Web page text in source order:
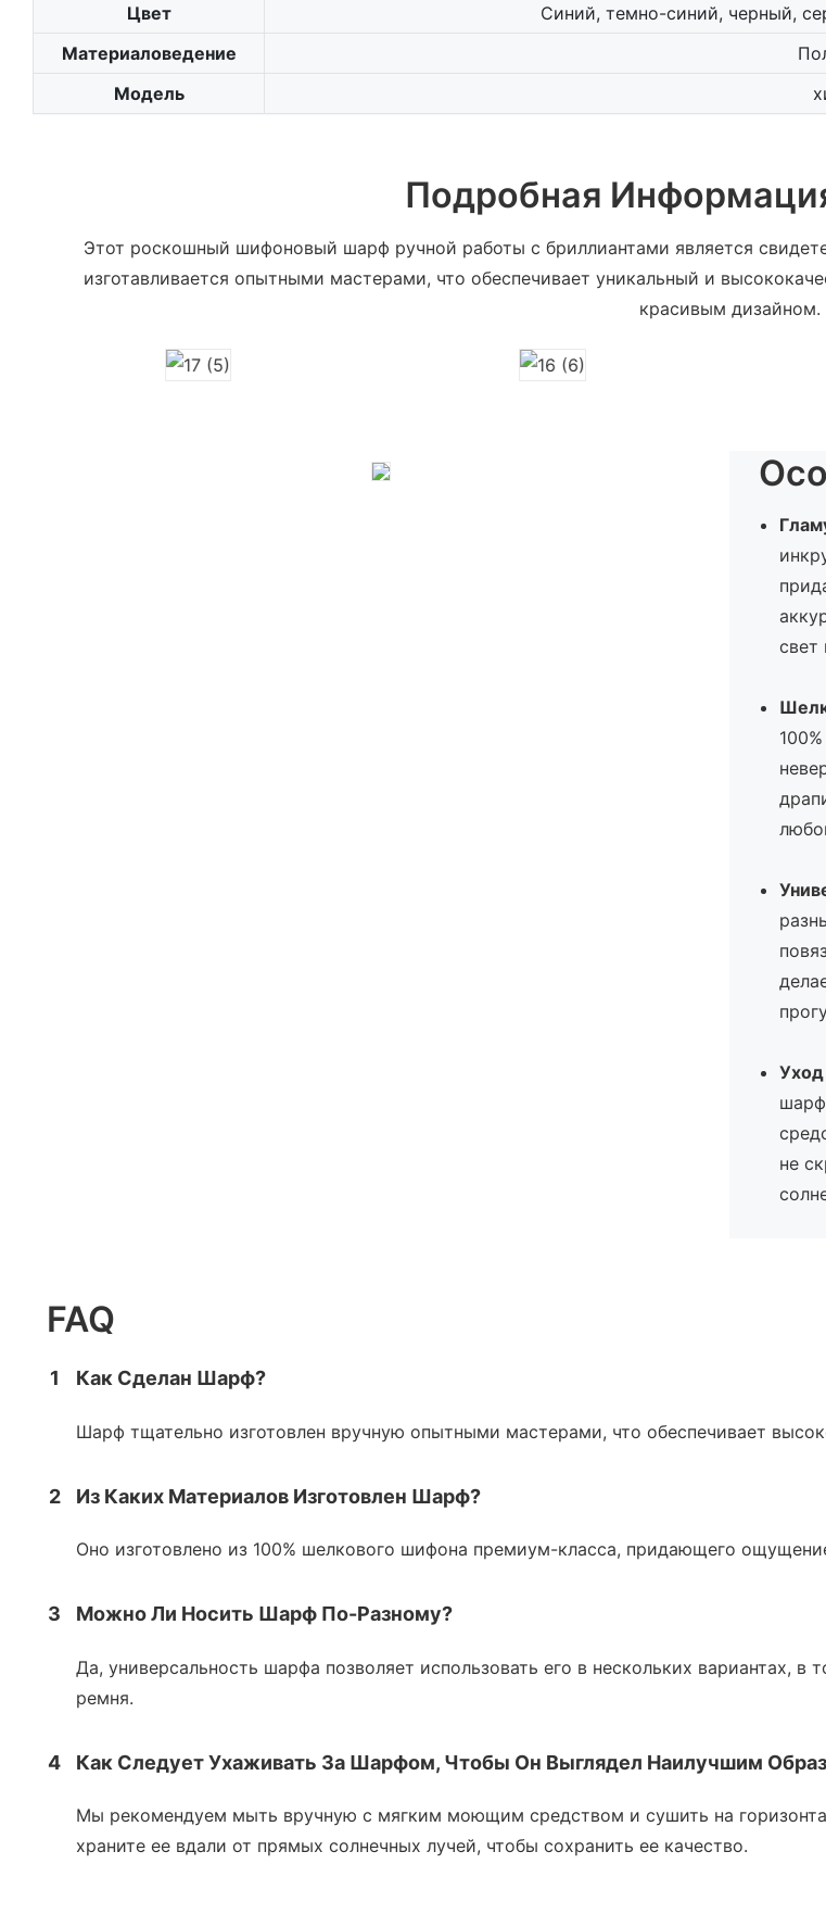
Цвет
Синий, темно-синий, черный,
Материаловедение
Модель
Подробная
Этот роскошный шифоновый шарф ручной работы с бриллиантами является
изготавливается опытными мастерами, что обеспечивает уникальный и
красивым дизайном.
свет
не
FAQ
1 Как Сделан Шарф?
Шарф тщательно изготовлен вручную опытными мастерами, что обеспечивает
2 Из Каких Материалов Изготовлен Шарф?
Оно изготовлено из 100% шелкового шифона премиум-класса, придающего
3 Можно Ли Носить Шарф По-Разному?
Да, универсальность шарфа позволяет использовать его в нескольких вариантах, в
ремня.
4 Как Следует Ухаживать За Шарфом, Чтобы Он Выглядел Наилучшим
Мы рекомендуем мыть вручную с мягким моющим средством и сушить на
храните ее вдали от прямых солнечных лучей, чтобы сохранить ее качество.